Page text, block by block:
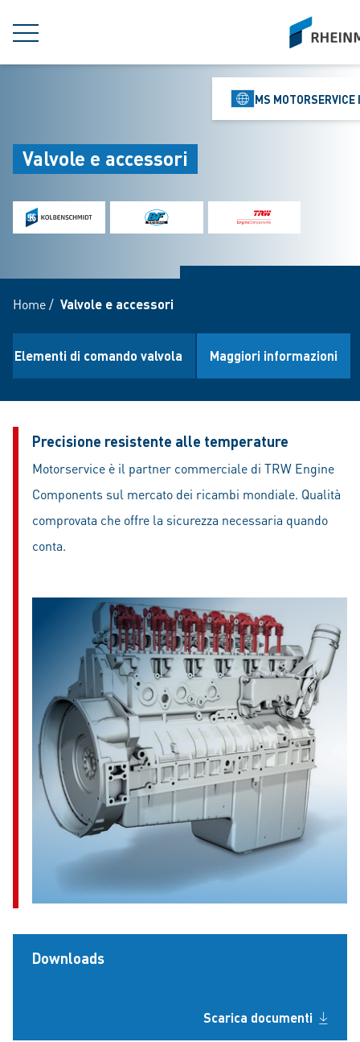
MENU
siteLogo
MS
Valvole e accessori
Home/ Valvole e accessori
Elementi di comando valvola Maggiori informazioni
Precisione resistente alle temperature
Motorservice è il partner commerciale di TRW Engine
Components sul mercato dei ricambi mondiale. Qualità
comprovata che offre la sicurezza necessaria quando
conta.
Downloads
Scarica documenti